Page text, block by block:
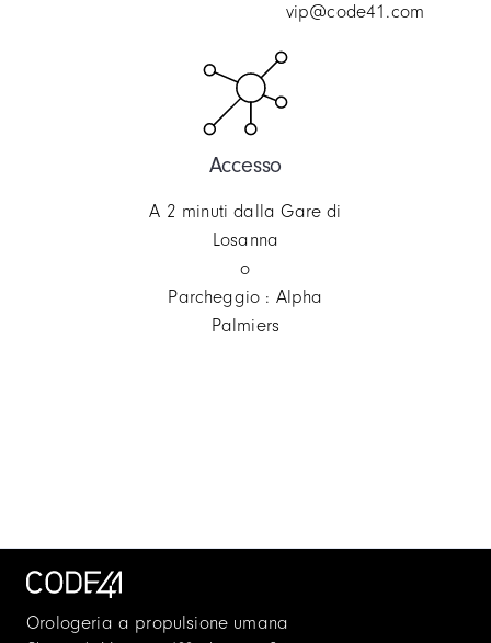
vip@code41.com
Accesso
A 2 minuti dalla Gare di
Losanna
o
Parcheggio : Alpha
Palmiers
Orologeria a propulsione umana